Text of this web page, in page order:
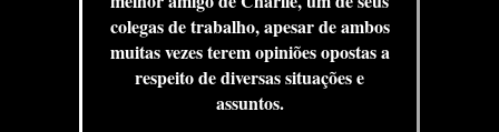
colegas de trabalho, apesar de ambos
muitas vezes terem opiniões opostas a
respeito de diversas situações e
assuntos.